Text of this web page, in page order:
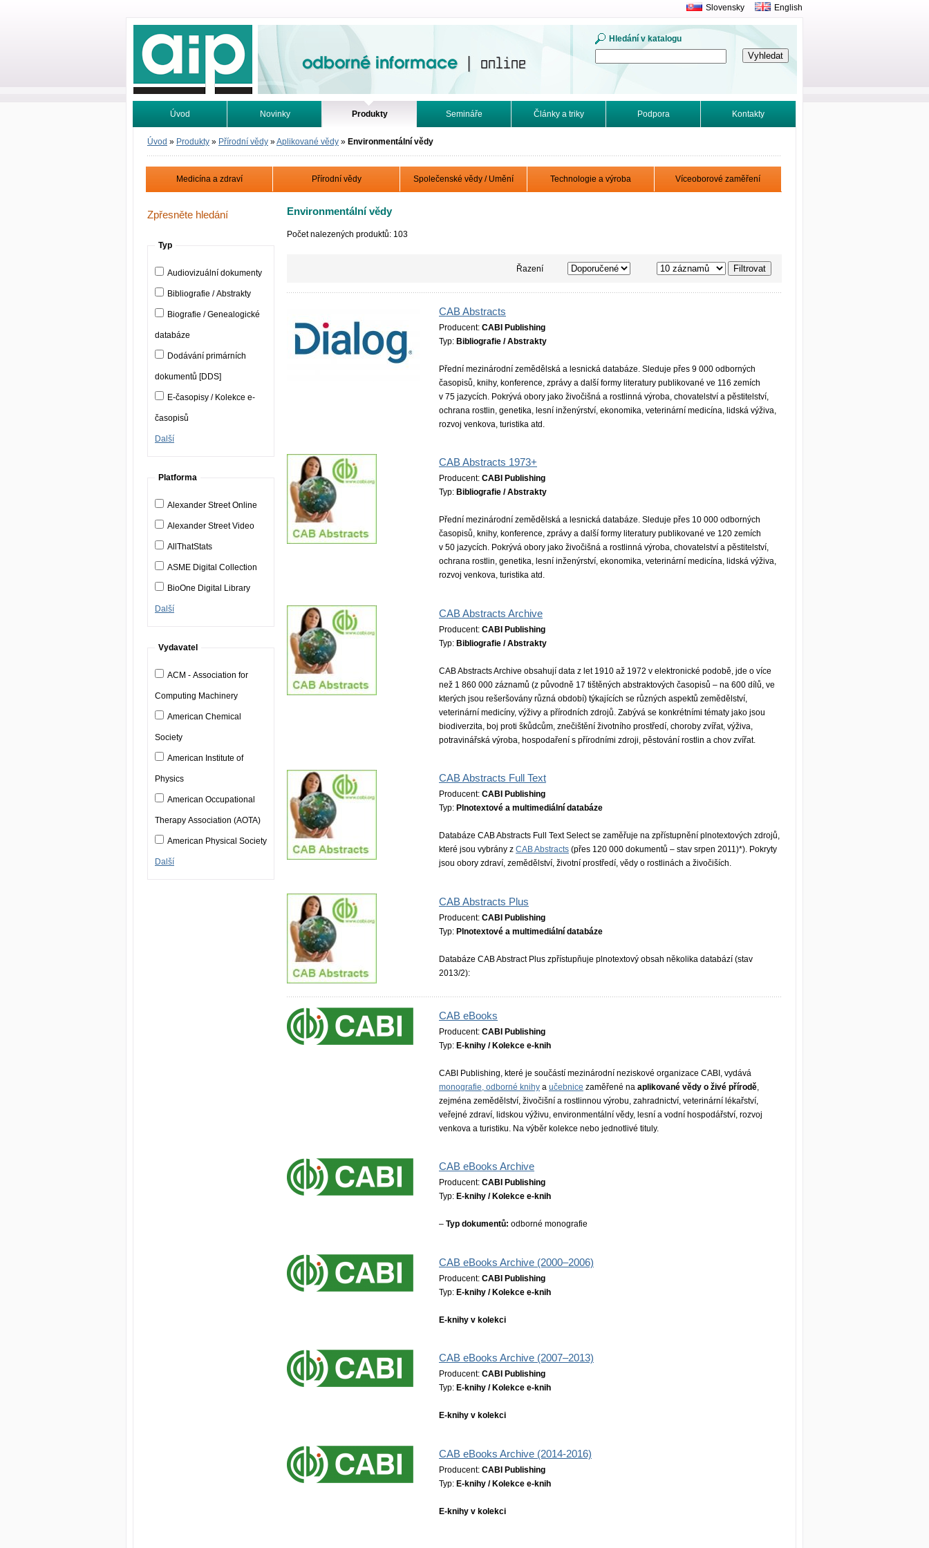
Odborné informace. Online.
Hledání v katalogu
Slovensky English
Úvod Novinky Produkty Semináře Články a triky Podpora Kontakty
Vyhledávání Tutoriály
Úvod » Produkty » Přírodní vědy »Aplikované vědy » Environmentální vědy
Medicína a zdraví Přírodní vědy Společenské vědy / Umění Technologie a výroba Víceoborové zaměření
Zpřesněte hledání
Typ
Audiovizuální dokumenty
Bibliografie / Abstrakty
Biografie / Genealogické
databáze
Dodávání primárních
dokumentů [DDS]
E-časopisy / Kolekce e-
časopisů
Další
Platforma
Alexander Street Online
Alexander Street Video
AllThatStats
ASME Digital Collection
BioOne Digital Library
Další
Vydavatel
ACM - Association for
Computing Machinery
American Chemical
Society
American Institute of
Physics
American Occupational
Therapy Association (AOTA)
American Physical Society
Další
Environmentální vědy
Počet nalezených produktů: 103
Řazení
CAB Abstracts
Producent: CABI Publishing
Typ: Bibliografie / Abstrakty
Přední mezinárodní zemědělská a lesnická databáze. Sleduje přes 9 000 odborných
časopisů, knihy, konference, zprávy a další formy literatury publikované ve 116 zemích
v 75 jazycích. Pokrývá obory jako živočišná a rostlinná výroba, chovatelství a pěstitelství,
ochrana rostlin, genetika, lesní inženýrství, ekonomika, veterinární medicína, lidská výživa,
rozvoj venkova, turistika atd.
CAB Abstracts 1973+
Producent: CABI Publishing
Typ: Bibliografie / Abstrakty
Přední mezinárodní zemědělská a lesnická databáze. Sleduje přes 10 000 odborných
časopisů, knihy, konference, zprávy a další formy literatury publikované ve 120 zemích
v 50 jazycích. Pokrývá obory jako živočišná a rostlinná výroba, chovatelství a pěstitelství,
ochrana rostlin, genetika, lesní inženýrství, ekonomika, veterinární medicína, lidská výživa,
rozvoj venkova, turistika atd.
CAB Abstracts Archive
Producent: CABI Publishing
Typ: Bibliografie / Abstrakty
CAB Abstracts Archive obsahují data z let 1910 až 1972 v elektronické podobě, jde o více
než 1 860 000 záznamů (z původně 17 tištěných abstraktových časopisů – na 600 dílů, ve
kterých jsou rešeršovány různá období) týkajících se různých aspektů zemědělství,
veterinární medicíny, výživy a přírodních zdrojů. Zabývá se konkrétními tématy jako jsou
biodiverzita, boj proti škůdcům, znečištění životního prostředí, choroby zvířat, výživa,
potravinářská výroba, hospodaření s přírodními zdroji, pěstování rostlin a chov zvířat.
CAB Abstracts Full Text
Producent: CABI Publishing
Typ: Plnotextové a multimediální databáze
Databáze CAB Abstracts Full Text Select se zaměřuje na zpřístupnění plnotextových zdrojů,
které jsou vybrány z CAB Abstracts (přes 120 000 dokumentů – stav srpen 2011)*). Pokryty
jsou obory zdraví, zemědělství, životní prostředí, vědy o rostlinách a živočiších.
CAB Abstracts Plus
Producent: CABI Publishing
Typ: Plnotextové a multimediální databáze
Databáze CAB Abstract Plus zpřístupňuje plnotextový obsah několika databází (stav
2013/2):
CAB eBooks
Producent: CABI Publishing
Typ: E-knihy / Kolekce e-knih
CABI Publishing, které je součástí mezinárodní neziskové organizace CABI, vydává
monografie, odborné knihy a učebnice zaměřené na aplikované vědy o živé přírodě
zejména zemědělství, živočišní a rostlinnou výrobu, zahradnictví, veterinární lékařství,
veřejné zdraví, lidskou výživu, environmentální vědy, lesní a vodní hospodářství, rozvoj
venkova a turistiku. Na výběr kolekce nebo jednotlivé tituly.
CAB eBooks Archive
Producent: CABI Publishing
Typ: E-knihy / Kolekce e-knih
– Typ dokumentů: odborné monografie
CAB eBooks Archive (2000–2006)
Producent: CABI Publishing
Typ: E-knihy / Kolekce e-knih
E-knihy v kolekci
CAB eBooks Archive (2007–2013)
Producent: CABI Publishing
Typ: E-knihy / Kolekce e-knih
E-knihy v kolekci
CAB eBooks Archive (2014-2016)
Producent: CABI Publishing
Typ: E-knihy / Kolekce e-knih
E-knihy v kolekci